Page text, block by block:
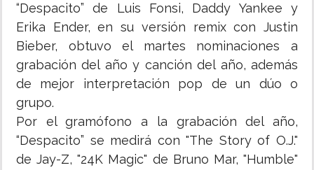
“Despacito” de Luis Fonsi, Daddy Yankee y
Erika Ender, en su versión remix con Justin
Bieber, obtuvo el martes nominaciones a
grabación del año y canción del año, además
de mejor interpretación pop de un dúo o
grupo.
Por el gramófono a la grabación del año,
“Despacito” se medirá con "The Story of O.J."
de Jay-Z, "24K Magic" de Bruno Mar, "Humble"